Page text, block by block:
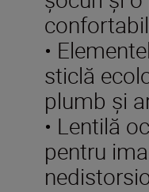
•
sticlă
plumb şi
• Lentilă
pentru